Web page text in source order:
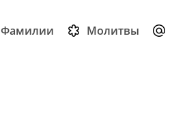
Фамилии Молитвы